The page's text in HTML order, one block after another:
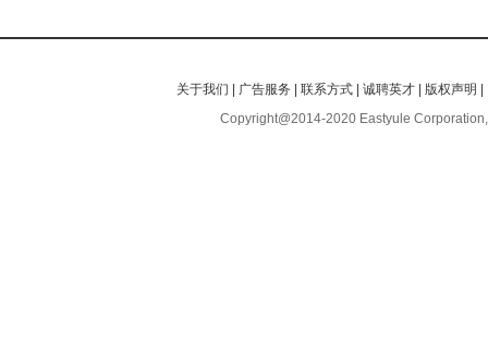
关于我们 广告服务 |联系方式 |诚聘英才 版权声明
Copyright@2014-2020 Eastyule